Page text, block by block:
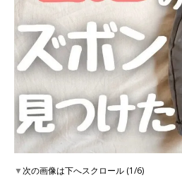
▼次の画像は下へスクロール (1/6)